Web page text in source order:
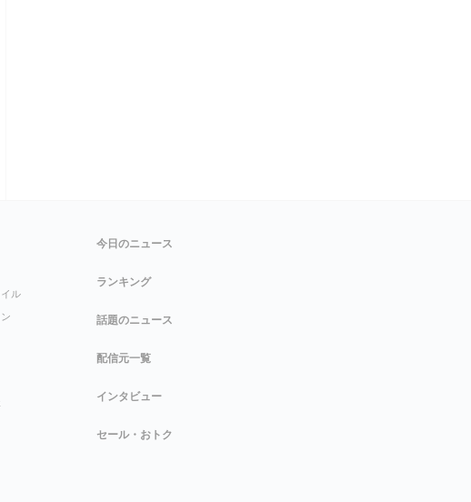
ル
今日のニュース
ランキング
話題のニュース
配信元一覧
インタビュー
セール・おトク